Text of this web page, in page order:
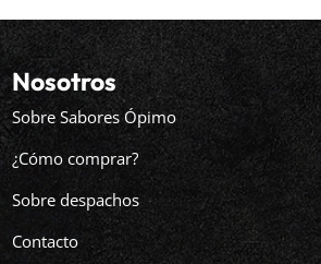
Nosotros
Sobre Sabores Ópimo
¿Cómo comprar?
Sobre despachos
Contacto